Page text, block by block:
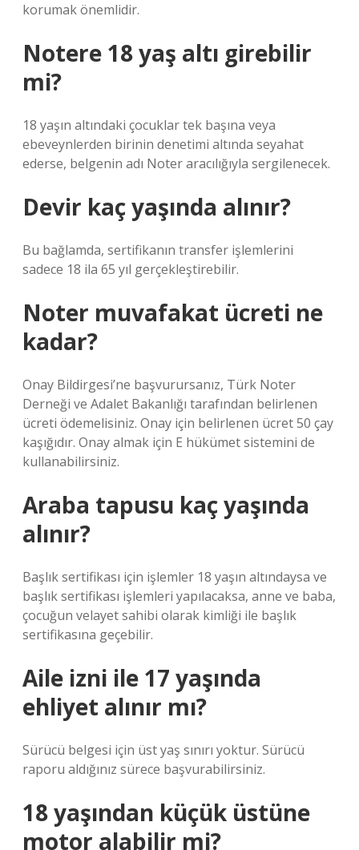
korumak önemlidir.
Notere 18 yaş altı girebilir
mi?
18 yaşın altındaki çocuklar tek başına veya
ebeveynlerden birinin denetimi altında seyahat
ederse, belgenin adı Noter aracılığıyla sergilenecek.
Devir kaç yaşında alınır?
Bu bağlamda, sertifikanın transfer işlemlerini
sadece 18 ila 65 yıl gerçekleştirebilir.
Noter muvafakat ücreti ne
kadar?
Onay Bildirgesi’ne başvurursanız, Türk Noter
Derneği ve Adalet Bakanlığı tarafından belirlenen
ücreti ödemelisiniz. Onay için belirlenen ücret 50 çay
kaşığıdır. Onay almak için E hükümet sistemini de
kullanabilirsiniz.
Araba tapusu kaç yaşında
alınır?
Başlık sertifikası için işlemler 18 yaşın altındaysa ve
başlık sertifikası işlemleri yapılacaksa, anne ve baba,
çocuğun velayet sahibi olarak kimliği ile başlık
sertifikasına geçebilir.
Aile izni ile 17 yaşında
ehliyet alınır mı?
Sürücü belgesi için üst yaş sınırı yoktur. Sürücü
raporu aldığınız sürece başvurabilirsiniz.
18 yaşından küçük üstüne
motor alabilir mi?